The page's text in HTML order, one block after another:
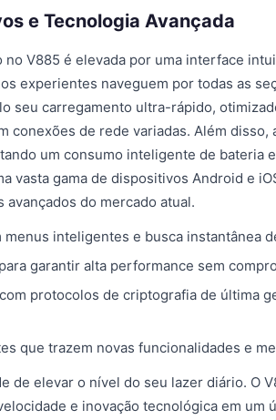
e Tecnologia Avançada
V885 é elevada por uma interface
experientes naveguem por todas as
seu carregamento ultra-rápido,
conexões de rede variadas. Além disso,
um consumo inteligente de bateria
vasta gama de dispositivos Android e
do mercado atual.
menus inteligentes e busca instantânea
garantir alta performance sem
protocolos de criptografia de última
que trazem novas funcionalidades e
de elevar o nível do seu lazer diário. O
e inovação tecnológica em um